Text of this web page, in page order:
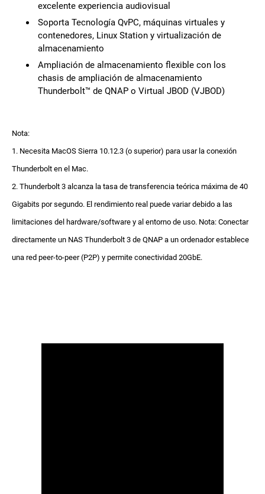
excelente experiencia audiovisual
Soporta Tecnología QvPC, máquinas virtuales y
contenedores, Linux Station y virtualización de
almacenamiento
Ampliación de almacenamiento flexible con los
chasis de ampliación de almacenamiento
Thunderbolt™ de QNAP o Virtual JBOD (VJBOD)
Nota:
1. Necesita MacOS Sierra 10.12.3 (o superior) para usar la conexión
Thunderbolt en el Mac.
2. Thunderbolt 3 alcanza la tasa de transferencia teórica máxima de 40
Gigabits por segundo. El rendimiento real puede variar debido a las
limitaciones del hardware/software y al entorno de uso. Nota: Conectar
directamente un NAS Thunderbolt 3 de QNAP a un ordenador establece
una red peer-to-peer (P2P) y permite conectividad 20GbE.